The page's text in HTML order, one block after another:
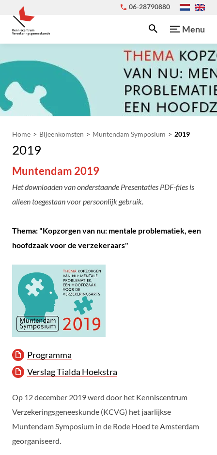
06-28790880
Menu
Home Bijeenkomsten Muntendam Symposium 2019
2019
Muntendam 2019
Het downloaden van onderstaande Presentaties PDF-files is
alleen toegestaan voor persoonlijk gebruik.
Thema: "Kopzorgen van nu: mentale problematiek, een
hoofdzaak voor de verzekeraars"
Programma
Verslag Tialda Hoekstra
Op 12 december 2019 werd door het Kenniscentrum
Verzekeringsgeneeskunde (KCVG) het jaarlijkse
Muntendam Symposium in de Rode Hoed te Amsterdam
georganiseerd.